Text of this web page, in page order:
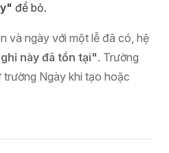
để bỏ.
và ngày với một lễ đã có, hệ
này đã tồn tại". Trường
Ngày khi tạo hoặc